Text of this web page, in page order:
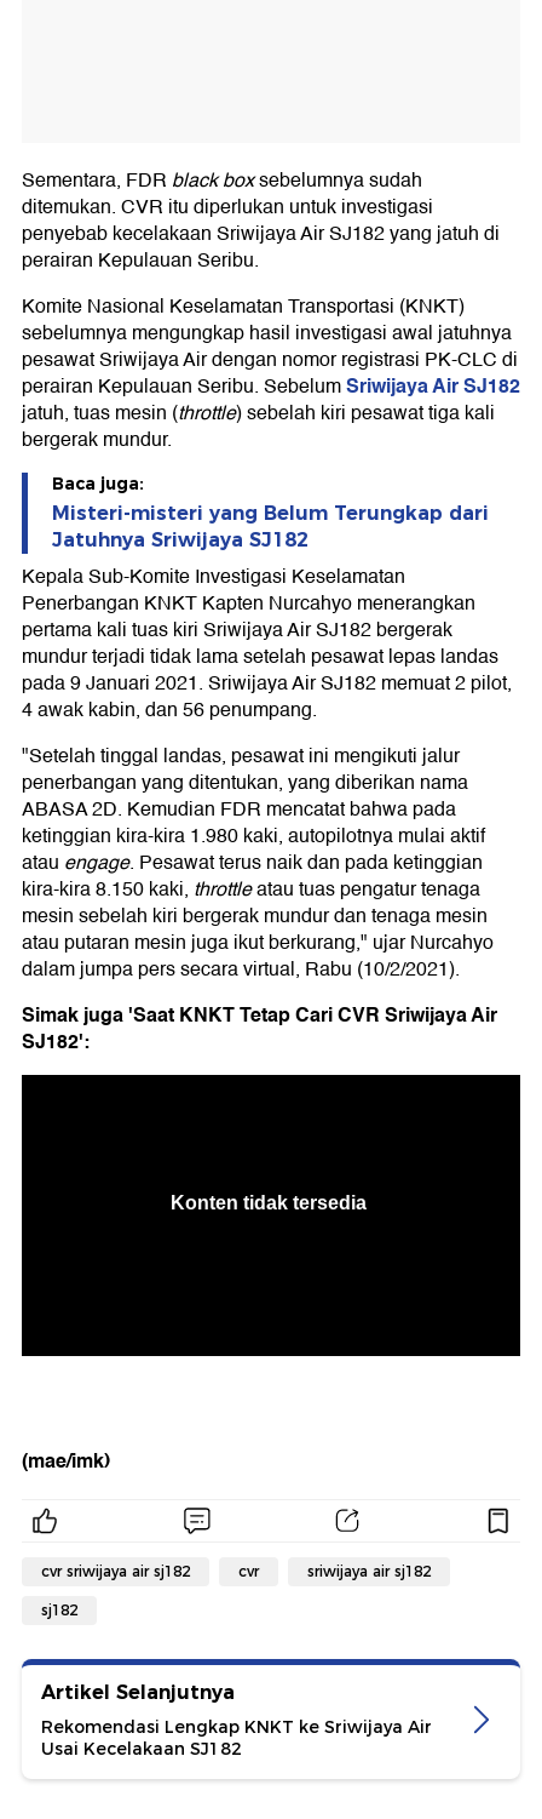
Sementara, FDR black boxsebelumnya sudah
ditemukan. CVR itu diperlukan untuk investigasi
penyebab kecelakaan Sriwijaya Air SJ182 yang jatuh di
perairan Kepulauan Seribu.
Komite Nasional Keselamatan Transportasi (KNKT)
sebelumnya mengungkap hasil investigasi awal jatuhnya
pesawat Sriwijaya Air dengan nomor registrasi PK-CLC di
perairan Kepulauan Seribu. SebelumSriwijaya Air SJ182
jatuh, tuas mesin (throttle) sebelah kiri pesawat tiga kali
bergerak mundur.
Baca juga:
Misteri-misteri yang Belum Terungkap dari
Jatuhnya Sriwijaya SJ182
Kepala Sub-Komite Investigasi Keselamatan
Penerbangan KNKT Kapten Nurcahyo menerangkan
pertama kali tuas kiri Sriwijaya Air SJ182 bergerak
mundur terjadi tidak lama setelah pesawat lepas landas
pada 9 Januari 2021. Sriwijaya Air SJ182 memuat 2 pilot,
4 awak kabin, dan 56 penumpang.
"Setelah tinggal landas, pesawat ini mengikuti jalur
penerbangan yang ditentukan, yang diberikan nama
ABASA 2D. Kemudian FDR mencatat bahwa pada
ketinggian kira-kira 1.980 kaki, autopilotnya mulai aktif
atau engage. Pesawat terus naik dan pada ketinggian
kira-kira 8.150 kaki, throttleatau tuas pengatur tenaga
mesin sebelah kiri bergerak mundur dan tenaga mesin
atau putaran mesin juga ikut berkurang," ujar Nurcahyo
dalam jumpa pers secara virtual, Rabu (10/2/2021).
Simak juga 'Saat KNKT Tetap Cari CVR Sriwijaya Air
SJ182':
(mae/imk)
cvr sriwijaya air sj182 cvr sriwijaya air sj182
sj182
Artikel Selanjutnya
Rekomendasi Lengkap KNKT ke Sriwijaya Air
Usai Kecelakaan SJ182